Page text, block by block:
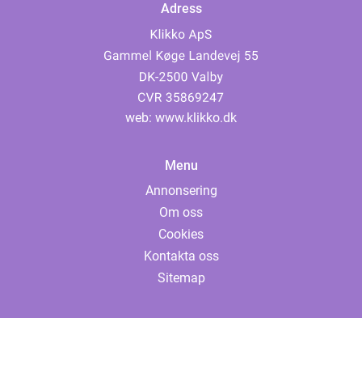
Adress
web: www.klikko.dk
Menu
Annonsering
Om oss
Cookies
Kontakta oss
Sitemap